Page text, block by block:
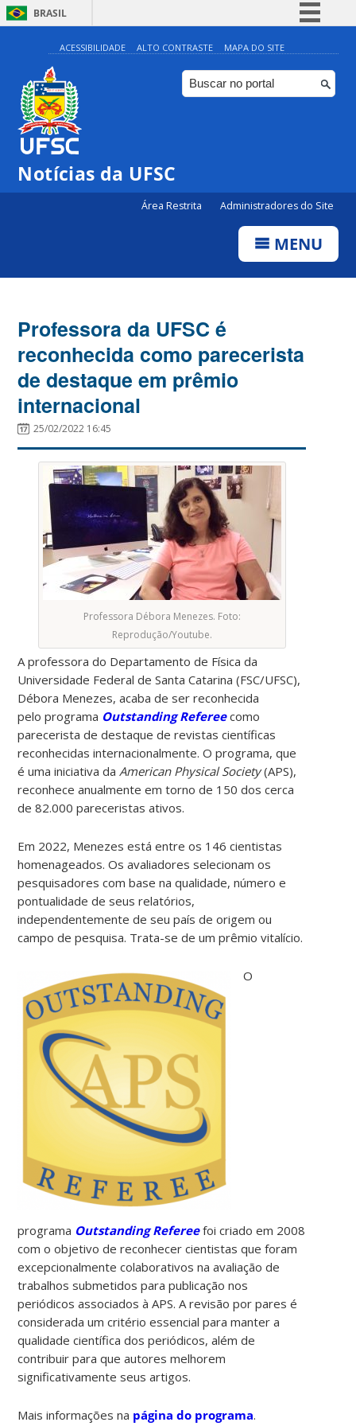
BRASIL
Simplifique!
Comunica BR
Participe
ACESSIBILIDADE ALTO CONTRASTE MAPA DO SITE
Notícias da UFSC
Área Restrita Administradores do Site
MENU
Professora da UFSC é
reconhecida como parecerista
de destaque em prêmio
internacional
25/02/2022 16:45
Professora Débora Menezes. Foto:
Reprodução/Youtube.
A professora do Departamento de Física da
Universidade Federal de Santa Catarina (FSC/UFSC),
Débora Menezes, acaba de ser reconhecida
pelo programa Outstanding Refereecomo
parecerista de destaque de revistas científicas
reconhecidas internacionalmente. O programa, que
é uma iniciativa da American Physical Society(APS),
reconhece anualmente em torno de 150 dos cerca
de 82.000 pareceristas ativos.
Em 2022, Menezes está entre os 146 cientistas
homenageados. Os avaliadores selecionam os
pesquisadores com base na qualidade, número e
pontualidade de seus relatórios,
independentemente de seu país de origem ou
campo de pesquisa. Trata-se de um prêmio vitalício.
O
programa Outstanding Refereefoi criado em 2008
com o objetivo de reconhecer cientistas que foram
excepcionalmente colaborativos na avaliação de
trabalhos submetidos para publicação nos
periódicos associados à APS. A revisão por pares é
considerada um critério essencial para manter a
qualidade científica dos periódicos, além de
contribuir para que autores melhorem
significativamente seus artigos.
Mais informações na página do programa.